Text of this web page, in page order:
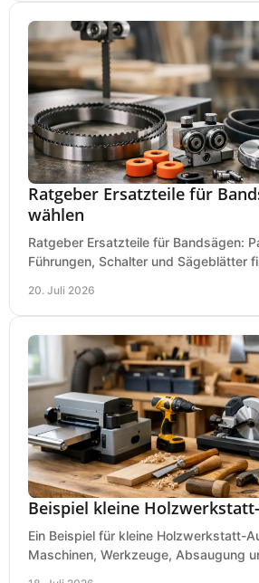
Ratgeber Ersatzteile für
wählen
Ratgeber Ersatzteile für Bandsägen:
Führungen, Schalter und Sägeblätter
20. Juli 2026
Beispiel kleine
Ein Beispiel für kleine Holzwerkstatt-
Maschinen, Werkzeuge, Absaugung